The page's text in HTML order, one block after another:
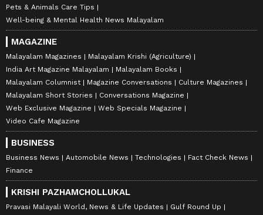
Pets & Animals Care Tips
Well-being & Mental Health News Malayalam
MAGAZINE
Malayalam Magazines
Malayalam Krishi (Agriculture)
India Art Magazine Malayalam
Malayalam Books
Malayalam Columnist
Magazine Conversations
Culture Magazines
Malayalam Short Stories
Conversations Magazine
Web Exclusive Magazine
Web Specials Magazine
Video Cafe Magazine
BUSINESS
Business News Automobile News Technologies
Fact Check News
Finance
KRISHI PAZHAMCHOLLUKAL
Pravasi Malayali World, News & Life Updates Gulf Round Up